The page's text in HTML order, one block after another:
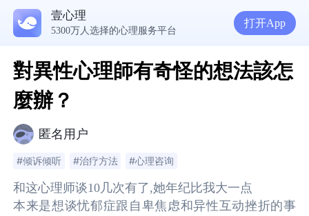
壹心理
5300万人选择的心理服务平台
打开App
對異性心理師有奇怪的想法該怎
麼辦？
匿名用户
#倾诉倾听 #治疗方法 #心理咨询
和这心理师谈10几次有了,她年纪比我大一点
本来是想谈忧郁症跟自卑焦虑和异性互动挫折的事
和这心理师谈10几次有了,她年纪比我大一点
本来是想谈忧郁症跟自卑焦虑和异性互动挫折的事